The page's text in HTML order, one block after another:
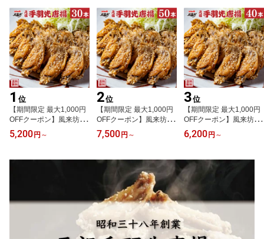
1 位
【期間限定 最大1,000円
OFFクーポン】風来坊 元
祖手羽先唐揚げ 30本 送
料無料 冷凍手羽先 TV番
唐揚げ レンジ調理 ギフ
御中元 お中元
5,200 円 ～
2位
【期間限定 最大1,000円
OFFクーポン】風来坊 元
祖手羽先唐揚げ 50本 送
料無料 冷凍手羽先 TV番
唐揚げ レンジ調理 プレ
ゼント 簡単調理 土産 お
土産 通販 名古屋 2026 ギ
フト 楽天 父の日 御中元
お中元
7,500 円 ～
3位
【期間限定 最大1,000円
OFFクーポン】風来坊 元
祖手羽先唐揚げ 40本 送
料無料 冷凍手羽先 TV番
せ 手羽先 唐揚げ レンジ
調理 贈答 土産 お土産 通
販 名古屋 2026 ギフト 楽
6,200 円 ～